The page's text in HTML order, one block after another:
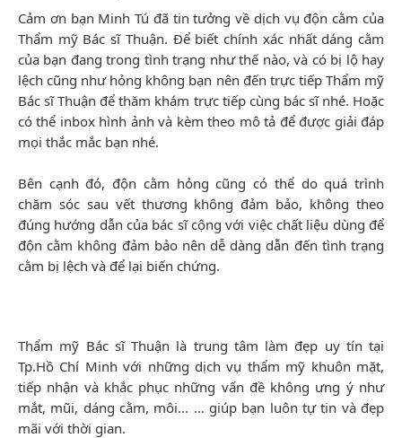
Cảm ơn bạn Minh Tú đã tin tưởng về dịch vụ độn cằm của
Thẩm mỹ Bác sĩ Thuận. Để biết chính xác nhất dáng cằm
của bạn đang trong tình trạng như thế nào, và có bị lộ hay
lệch cũng như hỏng không bạn nên đến trực tiếp Thẩm mỹ
Bác sĩ Thuận để thăm khám trực tiếp cùng bác sĩ nhé. Hoặc
có thể inbox hình ảnh và kèm theo mô tả để được giải đáp
mọi thắc mắc bạn nhé.
Bên cạnh đó, độn cằm hỏng cũng có thể do quá trình
chăm sóc sau vết thương không đảm bảo, không theo
đúng hướng dẫn của bác sĩ cộng với việc chất liệu dùng để
độn cằm không đảm bảo nên dễ dàng dẫn đến tình trạng
cằm bị lệch và để lại biến chứng.
Thẩm mỹ Bác sĩ Thuận là trung tâm làm đẹp uy tín tại
Tp.Hồ Chí Minh với những dịch vụ thẩm mỹ khuôn mặt,
tiếp nhận và khắc phục những vấn đề không ưng ý như
mắt, mũi, dáng cằm, môi... … giúp bạn luôn tự tin và đẹp
mãi với thời gian.